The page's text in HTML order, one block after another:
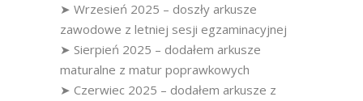
➤ Wrzesień 2025 – doszły arkusze
zawodowe z letniej sesji egzaminacyjnej
➤ Sierpień 2025 – dodałem arkusze
maturalne z matur poprawkowych
➤ Czerwiec 2025 – dodałem arkusze z